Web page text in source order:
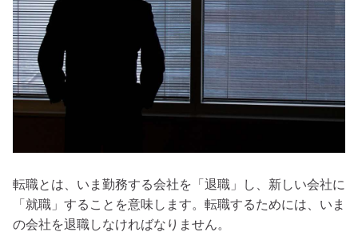
転職とは、いま勤務する会社を「退職」し、新しい会社に
「就職」することを意味します。転職するためには、いま
の会社を退職しなければなりません。